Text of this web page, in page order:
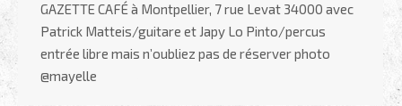
GAZETTE CAFÉ à Montpellier, 7 rue Levat 34000 avec
Patrick Matteis/guitare et Japy Lo Pinto/percus
entrée libre mais n’oubliez pas de réserver photo
@mayelle